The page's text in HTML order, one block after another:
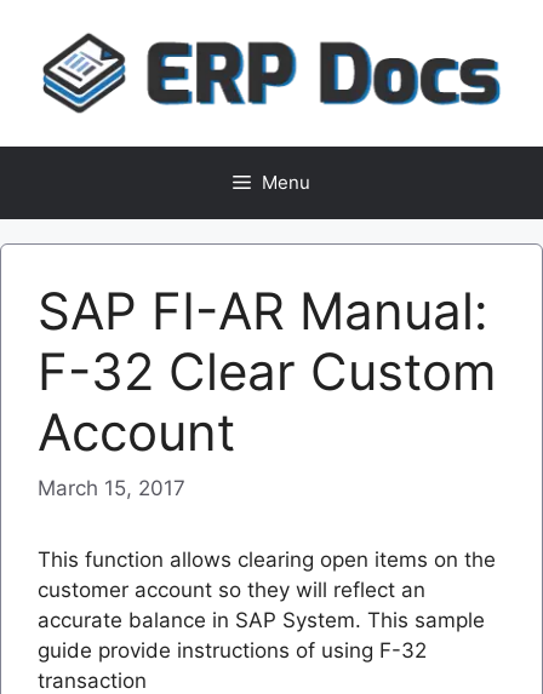
content
Menu
SAP FI-AR Manual:
F-32 Clear Custom
Account
March 15, 2017
This function allows clearing open items on the
customer account so they will reflect an
accurate balance in SAP System. This sample
guide provide instructions of using F-32
transaction